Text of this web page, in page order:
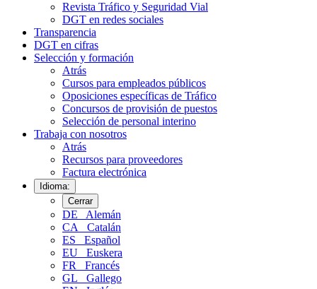
Revista Tráfico y Seguridad Vial
DGT en redes sociales
Transparencia
DGT en cifras
Selección y formación
Atrás
Cursos para empleados públicos
Oposiciones específicas de Tráfico
Concursos de provisión de puestos
Selección de personal interino
Trabaja con nosotros
Atrás
Recursos para proveedores
Factura electrónica
Idioma:
Cerrar
DE
Alemán
CA
Catalán
ES
Español
EU
Euskera
FR
Francés
GL
Gallego